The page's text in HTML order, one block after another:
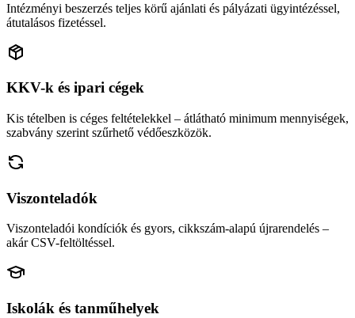
Intézményi beszerzés teljes körű ajánlati és pályázati ügyintézéssel,
átutalásos fizetéssel.
KKV-k és ipari cégek
Kis tételben is céges feltételekkel – átlátható minimum mennyiségek,
szabvány szerint szűrhető védőeszközök.
Viszonteladók
Viszonteladói kondíciók és gyors, cikkszám-alapú újrarendelés –
akár CSV-feltöltéssel.
Iskolák és tanműhelyek